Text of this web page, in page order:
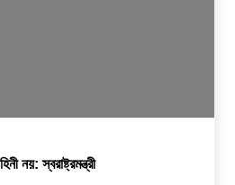
নয়: স্বরাষ্ট্রমন্ত্রী